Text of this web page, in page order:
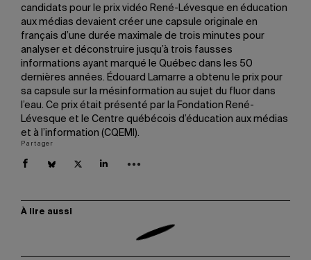
candidats pour le prix vidéo René-Lévesque en éducation
aux médias devaient créer une capsule originale en
français d’une durée maximale de trois minutes pour
analyser et déconstruire jusqu’à trois fausses
informations ayant marqué le Québec dans les 50
dernières années. Édouard Lamarre a obtenu le prix pour
sa capsule sur la mésinformation au sujet du fluor dans
l’eau. Ce prix était présenté par la Fondation René-
Lévesque et le Centre québécois d’éducation aux médias
et à l’information (CQEMI).
Partager
À lire aussi